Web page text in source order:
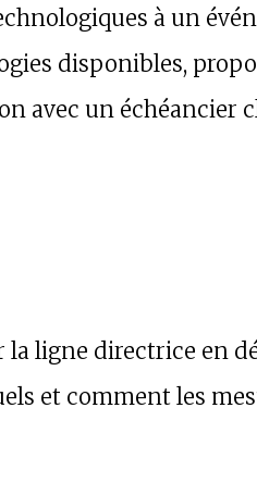
à un
disponibles,
avec un échéancier
la ligne directrice en
et comment les